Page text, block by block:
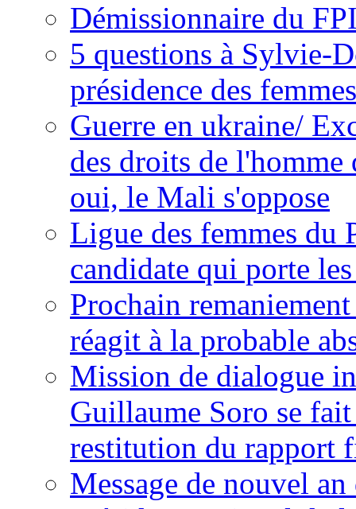
Démissionnaire du
5 questions à Sylvie-
présidence des
Guerre en ukraine/
des droits de
oui, le Mali s'oppose
Ligue des femmes du
candidate qui porte
Prochain
réagit à la probable
Mission de dialogue
Guillaume Soro se
restitution du rapport
Message de nouvel